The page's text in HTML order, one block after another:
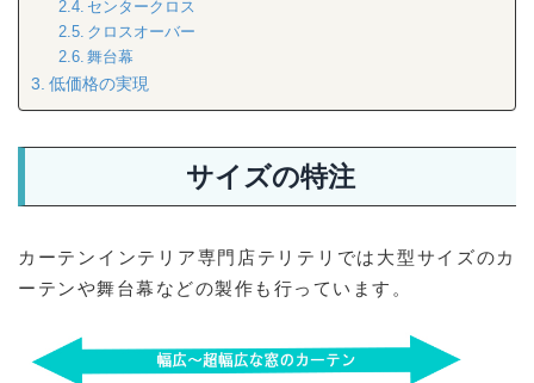
センタークロス
クロスオーバー
舞台幕
低価格の実現
サイズの特注
カーテンインテリア専門店テリテリでは大型サイズのカ
ーテンや舞台幕などの製作も行っています。